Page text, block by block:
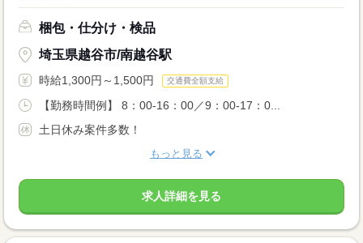
梱包・仕分け・検品
埼玉県越谷市/南越谷駅
時給1,300円～1,500円 交通費全額支給
【勤務時間例】 8：00-16：00／9：00-17：0...
土日休み案件多数！
もっと見る
求人詳細を見る